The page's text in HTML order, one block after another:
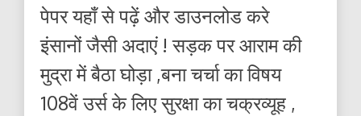
पेपर यहाँ से पढ़ें और डाउनलोड करे
इंसानों जैसी अदाएं ! सड़क पर आराम की
मुद्रा में बैठा घोड़ा ,बना चर्चा का विषय
108वें उर्स के लिए सुरक्षा का चक्रव्यूह ,